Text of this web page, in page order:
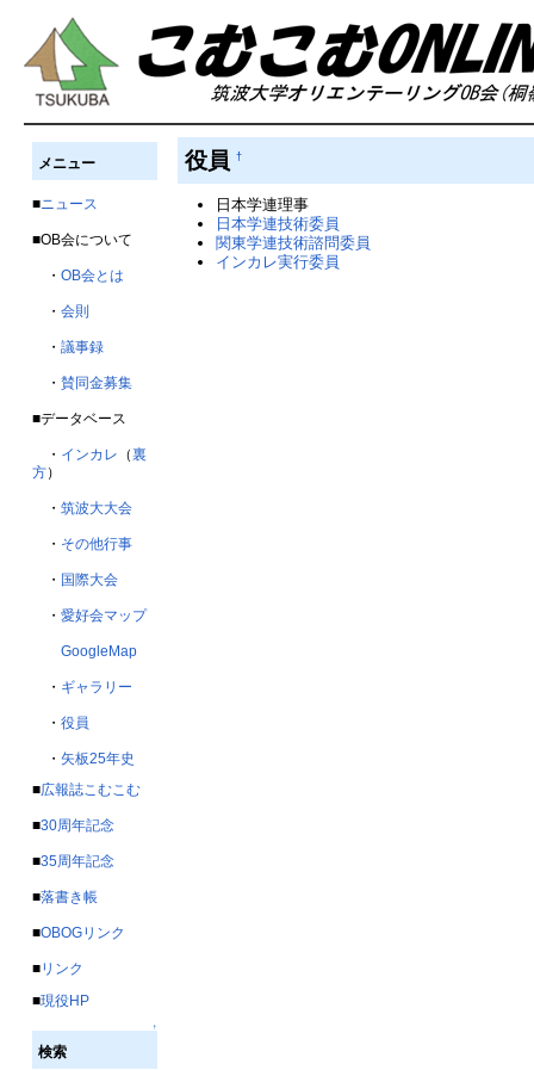
メニュー
■ニュース
■OB会について
・ OB会とは
・ 会則
・ 議事録
・ 賛同金募集
■データベース
・ インカレ （裏
方）
・ 筑波大大会
・ その他行事
・ 国際大会
・ 愛好会マップ
GoogleMap
・ ギャラリー
・ 役員
・ 矢板25年史
■広報誌こむこむ
■30周年記念
■35周年記念
■落書き帳
■OBOGリンク
■リンク
■現役HP
↑
検索
役員 †
日本学連理事
日本学連技術委員
関東学連技術諮問委員
インカレ実行委員